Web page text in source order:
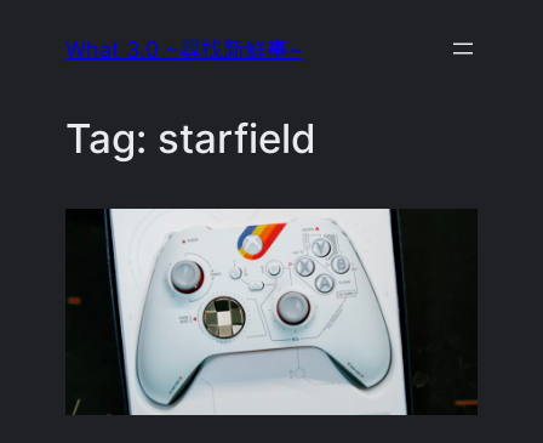
What 3.0 ~尋找新鮮事~
Tag: starfield